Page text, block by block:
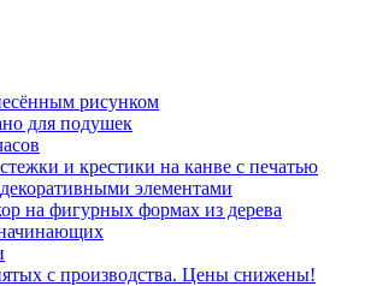
рисунком
для подушек
и крестики на канве с печатью
элементами
на фигурных формах из дерева
с производства. Цены снижены!